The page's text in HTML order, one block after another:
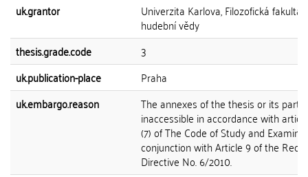
uk.grantor
Univerzita Karlova, Filozofická fakulta,
hudební vědy
thesis.grade.code
3
uk.publication-place
Praha
uk.embargo.reason
The annexes of the thesis or its part
inaccessible in accordance with
(7) of The Code of Study and
conjunction with Article 9 of the
Directive No. 6/2010.